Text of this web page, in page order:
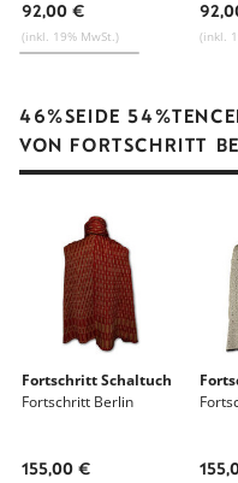
92,00 €
(inkl. 19% MwSt.) (inkl.
46%SEIDE
VON FORTSCHRITT
Fortschritt Schaltuch
Fortschritt Berlin
155,00 €